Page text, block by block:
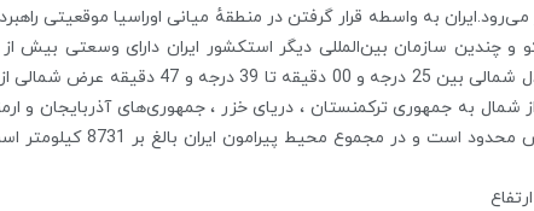
به واسطه قرار گرفتن در منطقهٔ میانی اوراسیا موقعیتی
از شمال به جمهوری ترکمنستان ، دریای خزر ، جمهوری‌های آذربایجان و